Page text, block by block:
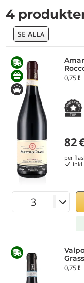
4
SE ALLA
0,75 ℓ
82
per
0,75 ℓ